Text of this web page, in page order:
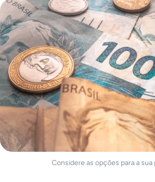
Considere as opções para a sua